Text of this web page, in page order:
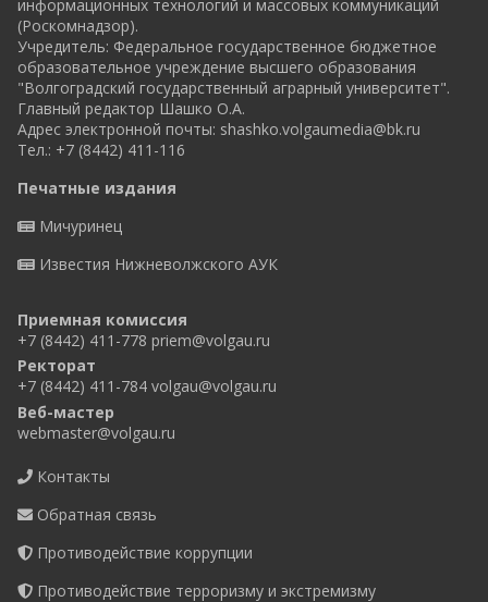
информационных технологий и массовых коммуникаций
(Роскомнадзор).
Учредитель: Федеральное государственное бюджетное
образовательное учреждение высшего образования
"Волгоградский государственный аграрный университет".
Главный редактор Шашко О.А.
Адрес электронной почты: shashko.volgaumedia@bk.ru
Тел.: +7 (8442) 411-116
Печатные издания
Мичуринец
Известия Нижневолжского АУК
Приемная комиссия
+7 (8442) 411-778 priem@volgau.ru
Ректорат
+7 (8442) 411-784 volgau@volgau.ru
Веб-мастер
webmaster@volgau.ru
Контакты
Обратная связь
Противодействие коррупции
Противодействие терроризму и экстремизму